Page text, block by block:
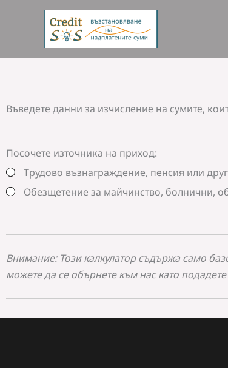
Въведете данни за изчисление на сумите,
Посочете източника на приход:
Трудово възнаграждение, пенсия или
Обезщетение за майчинство, болнични,
Внимание: Този калкулатор съдържа само
можете да се обърнете към нас като